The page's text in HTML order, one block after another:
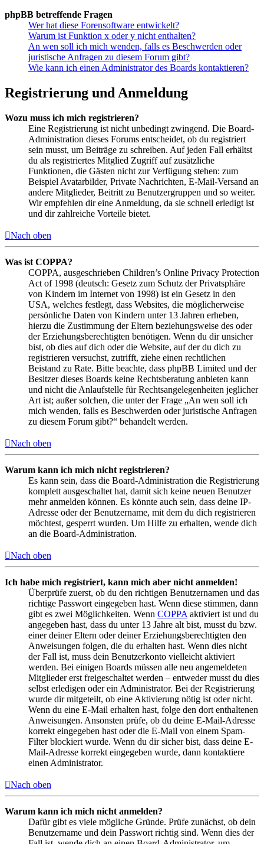
phpBB betreffende Fragen
Wer hat diese Forensoftware entwickelt?
Warum ist Funktion x oder y nicht enthalten?
An wen soll ich mich wenden, falls es Beschwerden oder
juristische Anfragen zu diesem Forum gibt?
Wie kann ich einen Administrator des Boards kontaktieren?
Registrierung und Anmeldung
Wozu muss ich mich registrieren?
Eine Registrierung ist nicht unbedingt zwingend. Die Board-
Administration dieses Forums entscheidet, ob du registriert
sein musst, um Beiträge zu schreiben. Auf jeden Fall erhältst
du als registriertes Mitglied Zugriff auf zusätzliche
Funktionen, die Gästen nicht zur Verfügung stehen: zum
Beispiel Avatarbilder, Private Nachrichten, E-Mail-Versand an
andere Mitglieder, Beitritt zu Benutzergruppen und so weiter.
Wir empfehlen dir eine Anmeldung, da sie schnell erledigt ist
und dir zahlreiche Vorteile bietet.
Nach oben
Was ist COPPA?
COPPA, ausgeschrieben Children’s Online Privacy Protection
Act of 1998 (deutsch: Gesetz zum Schutz der Privatsphäre
von Kindern im Internet von 1998) ist ein Gesetz in den
USA, welches festlegt, dass Websites, die möglicherweise
persönliche Daten von Kindern unter 13 Jahren erheben,
hierzu die Zustimmung der Eltern beziehungsweise des oder
der Erziehungsberechtigten benötigen. Wenn du dir unsicher
bist, ob dies auf dich oder die Website, auf der du dich zu
registrieren versuchst, zutrifft, ziehe einen rechtlichen
Beistand zu Rate. Bitte beachte, dass phpBB Limited und der
Besitzer dieses Boards keine Rechtsberatung anbieten kann
und nicht die Anlaufstelle für Rechtsangelegenheiten jeglicher
Art ist; außer solchen, die unter der Frage „An wen soll ich
mich wenden, falls es Beschwerden oder juristische Anfragen
zu diesem Forum gibt?“ behandelt werden.
Nach oben
Warum kann ich mich nicht registrieren?
Es kann sein, dass die Board-Administration die Registrierung
komplett ausgeschaltet hat, damit sich keine neuen Benutzer
mehr anmelden können. Es könnte auch sein, dass deine IP-
Adresse oder der Benutzername, mit dem du dich registrieren
möchtest, gesperrt wurden. Um Hilfe zu erhalten, wende dich
an die Board-Administration.
Nach oben
Ich habe mich registriert, kann mich aber nicht anmelden!
Überprüfe zuerst, ob du den richtigen Benutzernamen und das
richtige Passwort eingegeben hast. Wenn diese stimmen, dann
gibt es zwei Möglichkeiten. Wenn COPPA aktiviert ist und du
angegeben hast, dass du unter 13 Jahre alt bist, musst du bzw.
einer deiner Eltern oder deiner Erziehungsberechtigten den
Anweisungen folgen, die du erhalten hast. Wenn dies nicht
der Fall ist, muss dein Benutzerkonto vielleicht aktiviert
werden. Bei einigen Boards müssen alle neu angemeldeten
Mitglieder erst freigeschaltet werden – entweder musst du dies
selbst erledigen oder ein Administrator. Bei der Registrierung
wurde dir mitgeteilt, ob eine Aktivierung nötig ist oder nicht.
Wenn du eine E-Mail erhalten hast, folge den dort enthaltenen
Anweisungen. Ansonsten prüfe, ob du deine E-Mail-Adresse
korrekt eingegeben hast oder die E-Mail von einem Spam-
Filter blockiert wurde. Wenn du dir sicher bist, dass deine E-
Mail-Adresse korrekt eingegeben wurde, dann kontaktiere
einen Administrator.
Nach oben
Warum kann ich mich nicht anmelden?
Dafür gibt es viele mögliche Gründe. Prüfe zunächst, ob dein
Benutzername und dein Passwort richtig sind. Wenn dies der